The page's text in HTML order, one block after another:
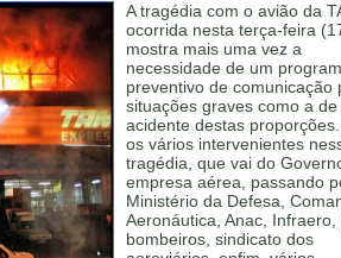
A tragédia com o avião da
ocorrida nesta terça-feira
mostra mais uma vez a
necessidade de um
preventivo de comunicação
situações graves como a de
acidente destas
os vários intervenientes
tragédia, que vai do
empresa aérea, passando
Ministério da Defesa,
Aeronáutica, Anac, Infraero,
bombeiros, sindicato dos